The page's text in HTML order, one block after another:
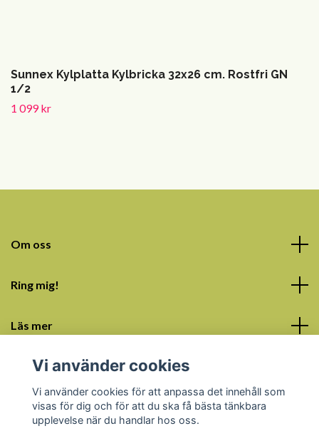
Sunnex Kylplatta Kylbricka 32x26 cm. Rostfri GN
1/2
1 099 kr
Om oss
Ring mig!
Läs mer
Sociala medier
Vi använder cookies
Vi använder cookies för att anpassa det innehåll som
visas för dig och för att du ska få bästa tänkbara
upplevelse när du handlar hos oss.